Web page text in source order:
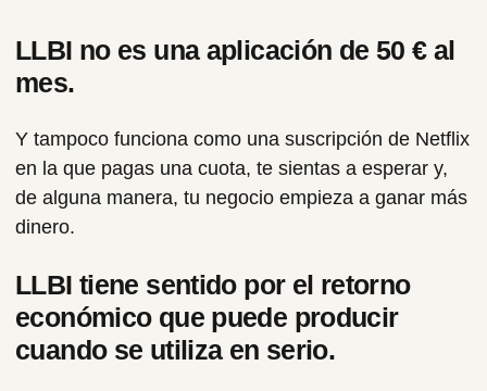
LLBI no es una aplicación de 50 € al
mes.
Y tampoco funciona como una suscripción de Netflix
en la que pagas una cuota, te sientas a esperar y,
de alguna manera, tu negocio empieza a ganar más
dinero.
LLBI tiene sentido por el retorno
económico que puede producir
cuando se utiliza en serio.